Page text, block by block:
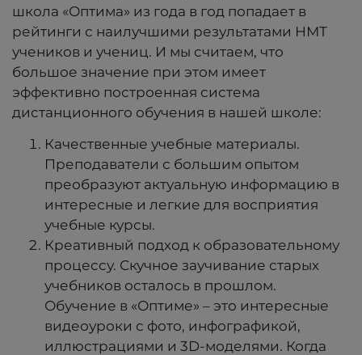
школа «Оптима» из года в год попадает в
рейтинги с наилучшими результатами НМТ
учеников и учениц. И мы считаем, что
большое значение при этом имеет
эффективно построенная система
дистанционного обучения в нашей школе:
Качественные учебные материалы.
Преподаватели с большим опытом
преобразуют актуальную информацию в
интересные и легкие для восприятия
учебные курсы.
Креативный подход к образовательному
процессу. Скучное заучивание старых
учебников осталось в прошлом.
Обучение в «Оптиме» – это интересные
видеоуроки с фото, инфографикой,
иллюстрациями и 3D-моделями. Когда